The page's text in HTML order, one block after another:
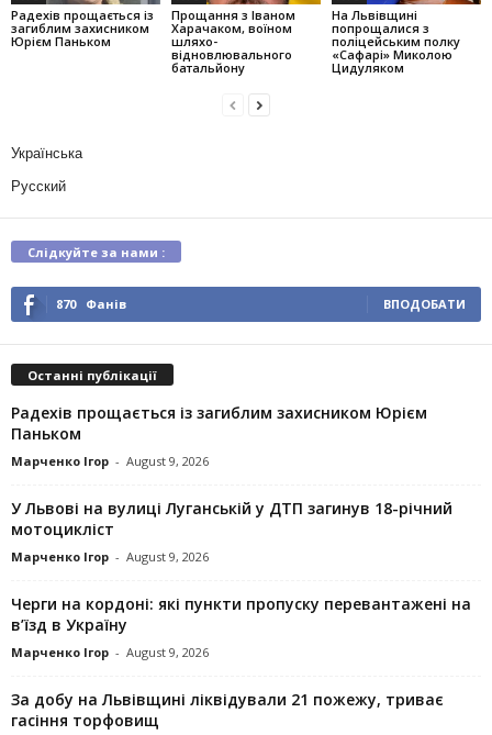
Радехів прощається із
загиблим захисником
Юрієм Паньком
Прощання з Іваном
Харачаком, воїном
шляхо-
відновлювального
батальйону
На Львівщині
попрощалися з
поліцейським полку
«Сафарі» Миколою
Цидуляком
Українська
Русский
Слідкуйте за нами :
870 Фанів ВПОДОБАТИ
Останні публікації
Радехів прощається із загиблим захисником Юрієм
Паньком
Марченко Ігор - August 9, 2026
У Львові на вулиці Луганській у ДТП загинув 18-річний
мотоцикліст
Марченко Ігор - August 9, 2026
Черги на кордоні: які пункти пропуску перевантажені на
в’їзд в Україну
Марченко Ігор - August 9, 2026
За добу на Львівщині ліквідували 21 пожежу, триває
гасіння торфовищ